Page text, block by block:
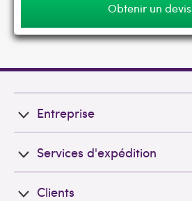
Obtenir un devis
Entreprise
Services d'expédition
Clients